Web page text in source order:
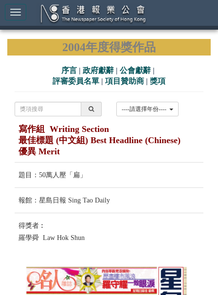
2004年度得獎作品
序言 | 政府獻辭 | 公會獻辭 |
評審委員名單 | 項目贊助商 | 獎項
寫作組 Writing Section
最佳標題 (中文組) Best Headline (Chinese)
優異 Merit
題目：50萬人壓「扁」
報館：星島日報 Sing Tao Daily
得獎者︰
羅學舜 Law Hok Shun